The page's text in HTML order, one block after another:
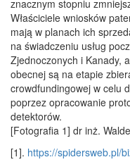
znacznym stopniu
Właściciele wniosków
mają w planach ich
na świadczeniu usług
Zjednoczonych i Kanady,
obecnej są na etapie
crowdfundingowej w celu
poprzez opracowanie
detektorów.
[Fotografia 1] dr inż.
[1]. https://spidersweb.pl/